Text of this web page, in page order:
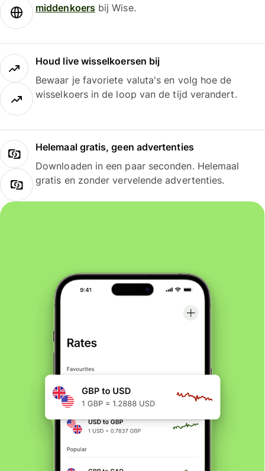
middenkoersbij Wise.
Houd live wisselkoersen bij
Bewaar je favoriete valuta's en volg hoe de
wisselkoers in de loop van de tijd verandert.
Helemaal gratis, geen advertenties
Downloaden in een paar seconden. Helemaal
gratis en zonder vervelende advertenties.